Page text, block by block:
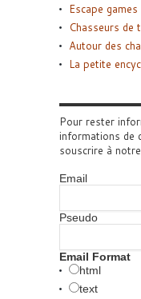
Escape
Chasseurs de
Autour des
La petite
Pour rester
informations de
souscrire à notre
Email
Pseudo
Email Format
html
text